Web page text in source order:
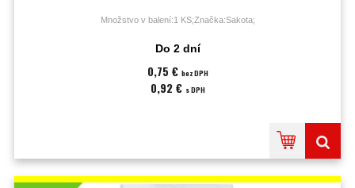
Množstvo v balení:1 KS;Značka:Sakota;
Do 2 dní
0,75 € bez DPH
0,92 € s DPH